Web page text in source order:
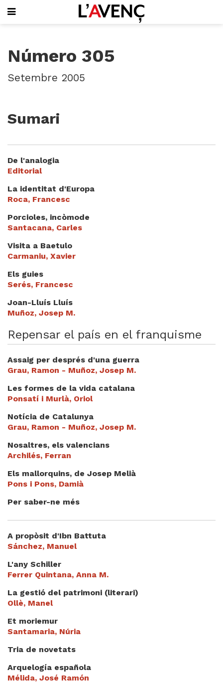
PORTADA
QUI SOM
PUBLICITAT
VIDEOTECA
Focus
Actualitat
El llibre de la setmana
Mirador
Videoteca
Termes legals
Número 305
Setembre 2005
Sumari
De l'analogia
Editorial
La identitat d'Europa
Roca, Francesc
Porcioles, incòmode
Santacana, Carles
Visita a Baetulo
Carmaniu, Xavier
Els guies
Serés, Francesc
Joan-Lluís Lluís
Muñoz, Josep M.
Repensar el país en el franquisme
Assaig per després d'una guerra
Grau, Ramon - Muñoz, Josep M.
Les formes de la vida catalana
Ponsatí i Murlà, Oriol
Notícia de Catalunya
Grau, Ramon - Muñoz, Josep M.
Nosaltres, els valencians
Archilés, Ferran
Els mallorquins, de Josep Melià
Pons i Pons, Damià
Per saber-ne més
A propòsit d'Ibn Battuta
Sánchez, Manuel
L'any Schiller
Ferrer Quintana, Anna M.
La gestió del patrimoni (literari)
Ollè, Manel
Et moriemur
Santamaria, Núria
Tria de novetats
Arquelogía española
Mélida, José Ramón